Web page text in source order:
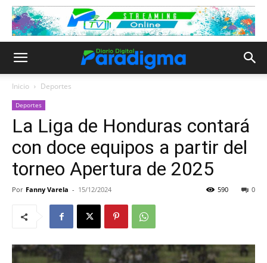
Inicio Deportes
Deportes
La Liga de Honduras contará
con doce equipos a partir del
torneo Apertura de 2025
Por Fanny Varela - 15/12/2024 0
590